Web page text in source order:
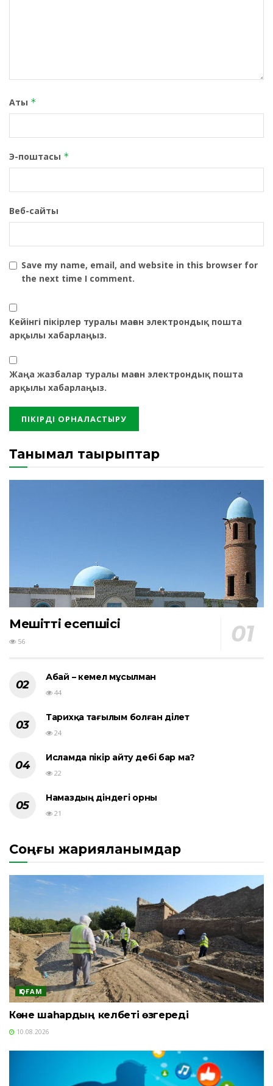
Аты *
Э-поштасы *
Веб-сайты
Save my name, email, and website in this browser for
the next time I comment.
Кейінгі пікірлер туралы маған электрондық пошта
арқылы хабарлаңыз.
Жаңа жазбалар туралы маған электрондық пошта
арқылы хабарлаңыз.
Танымал тақырыптар
Мешіттің есепшісі
56
Абай – кемел мұсылман
44
Тарихқа тағылым болған әділет
24
Исламда пікір айту әдебі бар ма?
22
Намаздың діндегі орны
21
Соңғы жарияланымдар
ҚОҒАМ
Көне шаһардың келбеті өзгереді
10.08.2026